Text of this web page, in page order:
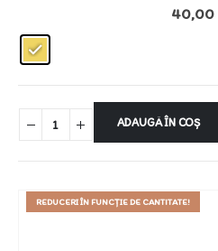
40,00
ADAUGĂ ÎN COȘ
REDUCERI ÎN FUNCȚIE DE CANTITATE!